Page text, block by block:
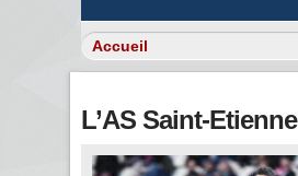
L’AS Saint-Etienne